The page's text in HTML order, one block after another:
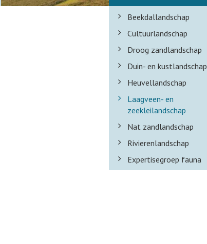
Beekdallandschap
Cultuurlandschap
Droog zandlandschap
Duin- en kustlandschap
Heuvellandschap
Laagveen- en
zeekleilandschap
Nat zandlandschap
Rivierenlandschap
Expertisegroep fauna